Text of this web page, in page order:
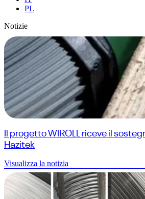
PL
Notizie
Il progetto WIROLL riceve il
Hazitek
Visualizza la notizia